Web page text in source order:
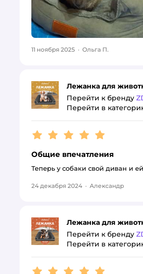
11 ноября 2025 · Ольга П.
Лежанка для
Перейти к бренду
Перейти в
Рейтинг:5
Общие впечатления
Теперь у собаки свой диван и
24 декабря 2024 · Александр
Лежанка для
Перейти к бренду
Перейти в
Рейтинг:5